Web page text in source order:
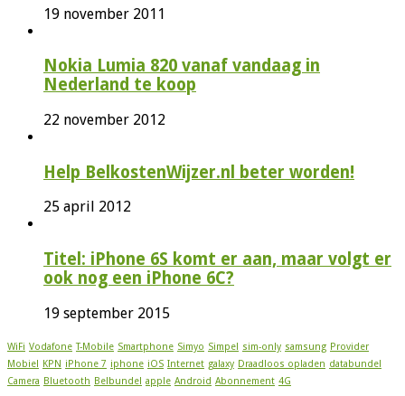
19 november 2011
Nokia Lumia 820 vanaf vandaag in
Nederland te koop
22 november 2012
Help BelkostenWijzer.nl beter worden!
25 april 2012
Titel: iPhone 6S komt er aan, maar volgt er
ook nog een iPhone 6C?
19 september 2015
WiFi Vodafone T-Mobile Smartphone Simyo Simpel sim-only samsung Provider
Mobiel KPN iPhone 7 iphone iOS Internet galaxy Draadloos opladen databundel
Camera Bluetooth Belbundel apple Android Abonnement 4G